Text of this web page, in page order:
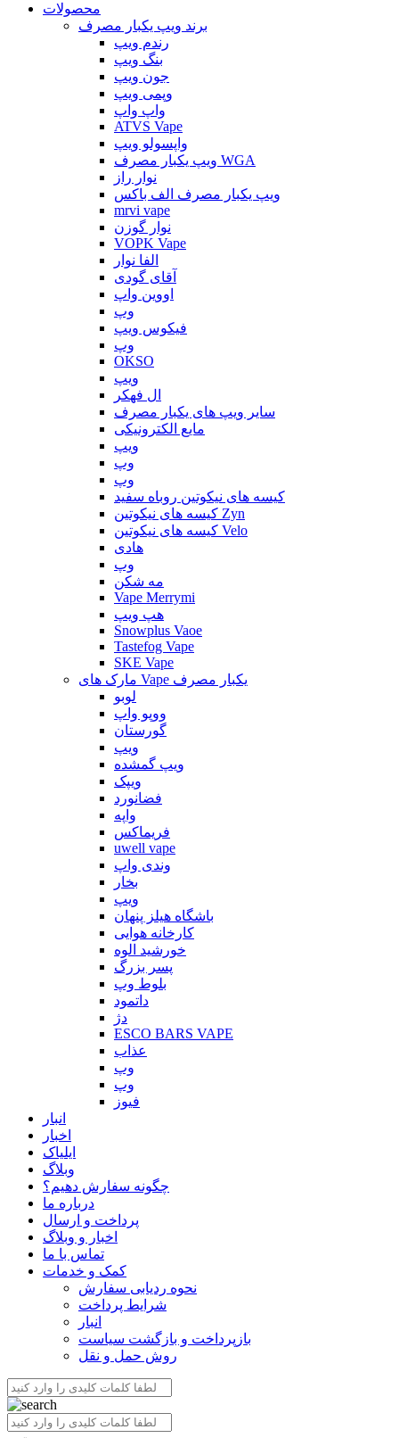
محصولات
برند ویپ یکبار مصرف
رندم ویپ
بنگ ویپ
جون ویپ
وپمی ویپ
واپ واپ
ATVS Vape
واپسولو ویپ
ویپ یکبار مصرف WGA
نوار راز
ویپ یکبار مصرف الف باکس
mrvi vape
نوار گوزن
VOPK Vape
الفا نوار
آقای گودی
اووین واپ
وپ
فیکوس ویپ
وپ
OKSO
ویپ
ال فهکر
سایر ویپ های یکبار مصرف
مایع الکترونیکی
ویپ
وپ
وپ
کیسه های نیکوتین روباه سفید
کیسه های نیکوتین Zyn
کیسه های نیکوتین Velo
هادی
وپ
مه شکن
Vape Merrymi
هپ ویپ
Snowplus Vaoe
Tastefog Vape
SKE Vape
مارک های Vape یکبار مصرف
لوبو
ووپو واپ
گورستان
ویپ
ویپ گمشده
ویپک
فضانورد
واپه
فریماکس
uwell vape
وندی واپ
بخار
ویپ
باشگاه هیلز پنهان
کارخانه هوایی
خورشید الوه
پسر بزرگ
بلوط وپ
داتمود
دژ
ESCO BARS VAPE
عذاب
وپ
وپ
فیوز
انبار
اخبار
ایلیاک
وبلاگ
چگونه سفارش دهیم؟
درباره ما
پرداخت و ارسال
اخبار و وبلاگ
تماس با ما
کمک و خدمات
نحوه ردیابی سفارش
شرایط پرداخت
انبار
بازپرداخت و بازگشت سیاست
روش حمل و نقل